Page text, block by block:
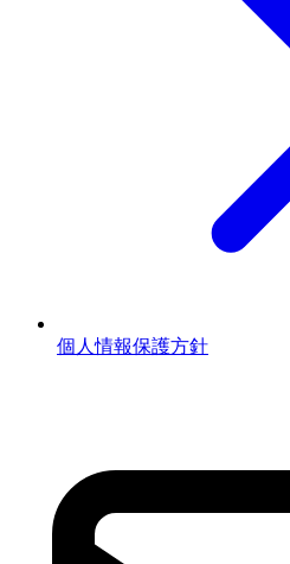
個人情報保護方針